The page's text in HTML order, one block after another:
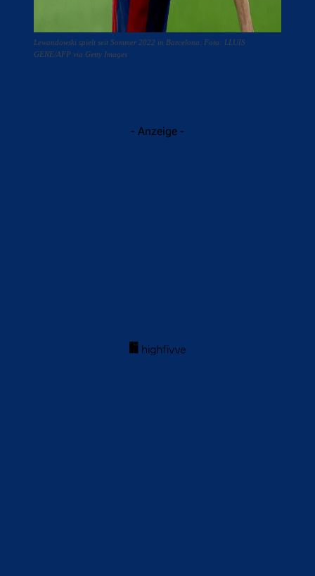
Lewandowski spielt seit Sommer 2022 in Barcelona. Foto: LLUIS
GENE/AFP via Getty Images
- Anzeige -